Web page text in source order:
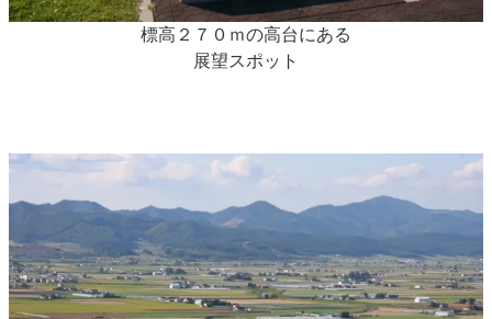
標高２７０ｍの高台にある
展望スポット